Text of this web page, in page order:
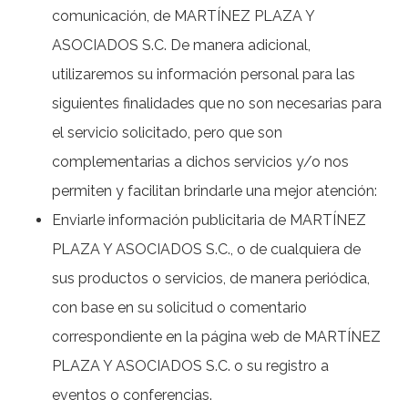
comunicación, de MARTÍNEZ PLAZA Y
ASOCIADOS S.C. De manera adicional,
utilizaremos su información personal para las
siguientes finalidades que no son necesarias para
el servicio solicitado, pero que son
complementarias a dichos servicios y/o nos
permiten y facilitan brindarle una mejor atención:
Enviarle información publicitaria de MARTÍNEZ
PLAZA Y ASOCIADOS S.C., o de cualquiera de
sus productos o servicios, de manera periódica,
con base en su solicitud o comentario
correspondiente en la página web de MARTÍNEZ
PLAZA Y ASOCIADOS S.C. o su registro a
eventos o conferencias.